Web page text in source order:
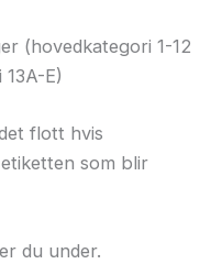
(hovedkategori 1-12
E)
flott hvis
som blir
du under.